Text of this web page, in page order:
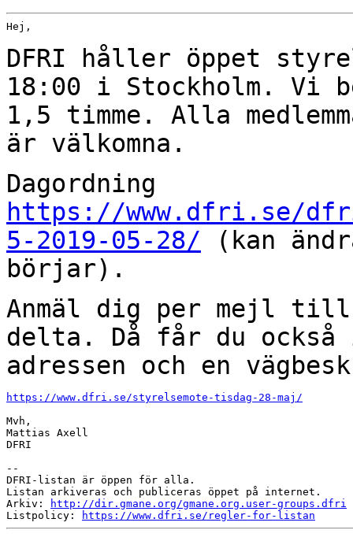
Hej,
DFRI håller öppet
18:00 i Stockholm. Vi
1,5 timme. Alla
är välkomna.
Dagordning
https://www.dfri.se/
5-2019-05-28/ (kan
börjar).
Anmäl dig per mejl till
delta. Då får du också
adressen och en
https://www.dfri.se/styrelsemote-tisdag-28-maj/
Mvh,
Mattias Axell
DFRI
--
DFRI-listan är öppen för alla.
Listan arkiveras och publiceras öppet på internet.
Arkiv:
http://dir.gmane.org/gmane.org.user-groups.dfri
Listpolicy:
https://www.dfri.se/regler-for-listan